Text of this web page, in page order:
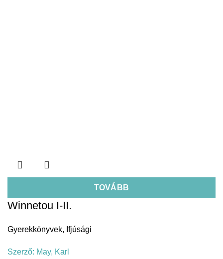
TOVÁBB
Winnetou I-II.
Gyerekkönyvek, Ifjúsági
Szerző: May, Karl